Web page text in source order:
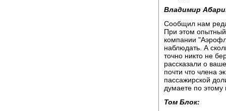
Владимир
Сообщил нам
При этом опытный
компании
наблюдать. А
точно никто не
рассказали о
почти что члена
пассажирской
думаете по этому
Том Блок: